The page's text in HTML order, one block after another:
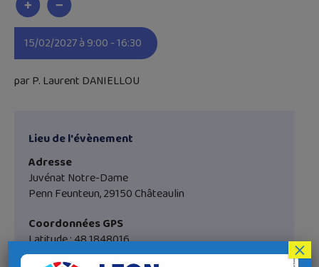
15/02/2027 à 9:00 - 16:30
par P. Laurent DANIELLOU
Lieu de l'évènement
Adresse
Juvénat Notre-Dame
Penn Feunteun, 29150 Châteaulin
Coordonnées GPS
Latitude : 48.1848016
Longitude : -3.982142
×